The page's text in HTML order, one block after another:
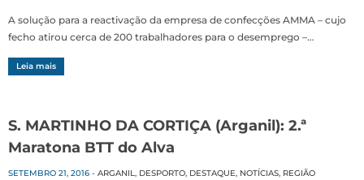
A solução para a reactivação da empresa de confecções AMMA – cujo
fecho atirou cerca de 200 trabalhadores para o desemprego –…
Leia mais
S. MARTINHO DA CORTIÇA (Arganil): 2.ª
Maratona BTT do Alva
SETEMBRO 21, 2016 - ARGANIL, DESPORTO, DESTAQUE, NOTÍCIAS, REGIÃO